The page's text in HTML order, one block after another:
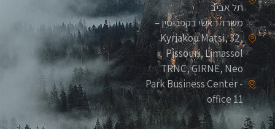
תל אביב
משרד ראשי בקפריסין –
Kyriakou Matsi, 32,
Pissouri, Limassol
TRNC, GIRNE, Neo
Park Business Center -
office 11